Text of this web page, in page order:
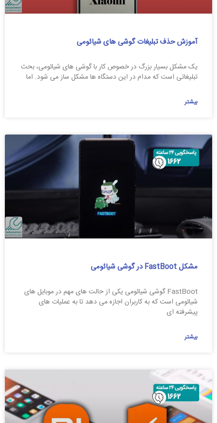
آموزش حذف تبلیغات گوشی های شیائومی
یک مشکل بسیار بزرگ در خصوص کار با گوشی های شیائومی، بحث
تبلیغاتی است که مدام در این دستگاه ها مشکل ساز می شود. اما
بیشتر
مشکل FastBoot در گوشی شیائومی
FastBoot گوشی شیائومی یکی از حالت‌ های مهم در موبایل‌ های
شیائومی است که به کاربران اجازه می‌ دهد تا به عملیات‌ های
پیشرفته‌ ای
بیشتر